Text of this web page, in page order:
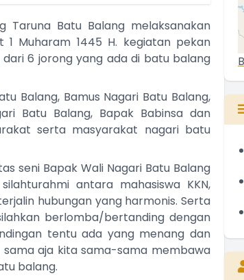
Taruna Batu Balang melaksanakan
Muharam 1445 H. kegiatan pekan
6 jorong yang ada di batu balang
Balang, Bamus Nagari Batu Balang,
Batu Balang, Bapak Babinsa dan
serta masyarakat nagari batu
seni Bapak Wali Nagari Batu Balang
antara mahasiswa KKN,
hubungan yang harmonis. Serta
berlomba/bertanding dengan
tentu ada yang menang dan
aja kita sama-sama membawa
balang.